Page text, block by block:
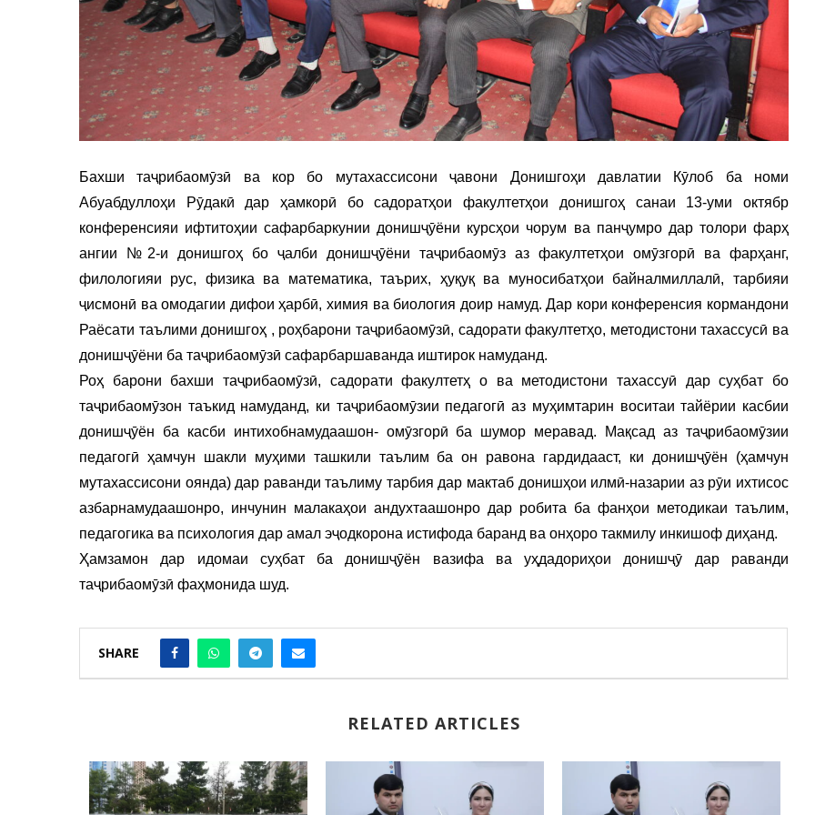
Бахши таҷрибаомӯзӣ ва кор бо мутахассисони ҷавони Донишгоҳи давлатии Кӯлоб ба номи
Абуабдуллоҳи Рӯдакӣ дар ҳамкорӣ бо садоратҳои факултетҳои донишгоҳ санаи 13-уми октябр
конференсияи ифтитоҳии сафарбаркунии донишҷӯёни курсҳои чорум ва панҷумро дар толори фарҳ
ангии №2-и донишгоҳ бо ҷалби донишҷӯёни таҷрибаомӯз аз факултетҳои омӯзгорӣ ва фарҳанг,
филологияи рус, физика ва математика, таърих, ҳуқуқ ва муносибатҳои байналмиллалӣ, тарбияи
ҷисмонӣ ва омодагии дифои ҳарбӣ, химия ва биология доир намуд. Дар кори конференсия кормандони
Раёсати таълими донишгоҳ , роҳбарони таҷрибаомӯзӣ, садорати факултетҳо, методистони тахассусӣ ва
донишҷӯёни ба таҷрибаомӯзӣ сафарбаршаванда иштирок намуданд.
Роҳ барони бахши таҷрибаомӯзӣ, садорати факултетҳ о ва методистони тахассуӣ дар суҳбат бо
таҷрибаомӯзон таъкид намуданд, ки таҷрибаомӯзии педагогӣ аз муҳимтарин воситаи тайёрии касбии
донишҷӯён ба касби интихобнамудаашон- омӯзгорӣ ба шумор меравад. Мақсад аз таҷрибаомӯзии
педагогӣ ҳамчун шакли муҳими ташкили таълим ба он равона гардидааст, ки донишҷӯён (ҳамчун
мутахассисони оянда) дар раванди таълиму тарбия дар мактаб донишҳои илмӣ-назарии аз рӯи ихтисос
азбарнамудаашонро, инчунин малакаҳои андухтаашонро дар робита ба фанҳои методикаи таълим,
педагогика ва психология дар амал эҷодкорона истифода баранд ва онҳоро такмилу инкишоф диҳанд.
Ҳамзамон дар идомаи суҳбат ба донишҷӯён вазифа ва уҳдадориҳои донишҷӯ дар раванди
таҷрибаомӯзӣ фаҳмонида шуд.
SHARE
RELATED ARTICLES